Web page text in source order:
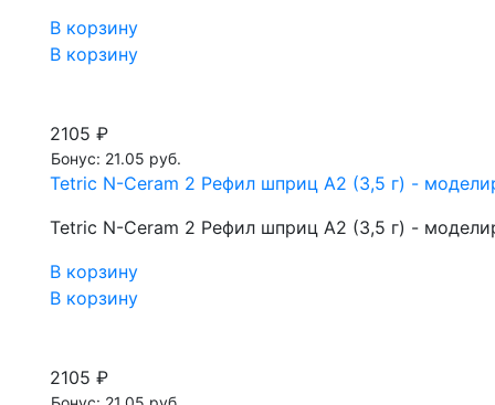
В корзину
В корзину
2105 ₽
Бонус: 21.05 руб.
Tetric N-Ceram 2 Рефил шприц A2 (3,5 г) -
Tetric N-Ceram 2 Рефил шприц A2 (3,5 г) -
В корзину
В корзину
2105 ₽